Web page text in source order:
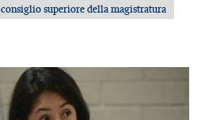
consiglio superiore della magistratura